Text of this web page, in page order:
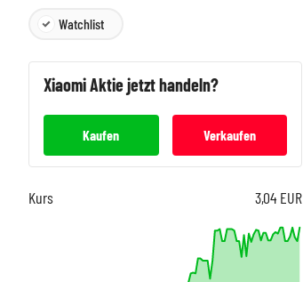
Watchlist
XiaomiAktie jetzt handeln?
Kaufen Verkaufen
Kurs 3,04 EUR